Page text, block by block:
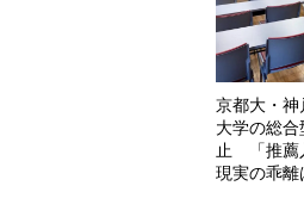
京都大・神
大学の総
止 「推薦
現実の乖離